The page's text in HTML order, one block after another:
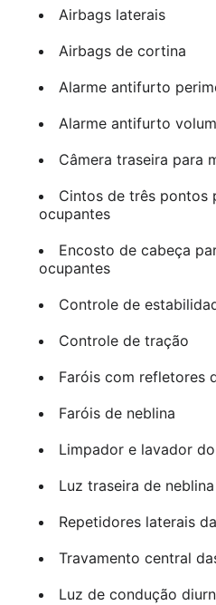
Airbags laterais
Airbags de cortina
Alarme antifurto
Alarme antifurto
Câmera traseira para
Cintos de três pontos
ocupantes
Encosto de cabeça
ocupantes
Controle de
Controle de tração
Faróis com refletores
Faróis de neblina
Limpador e lavador
Luz traseira de neblina
Repetidores laterais
Travamento central
Luz de condução